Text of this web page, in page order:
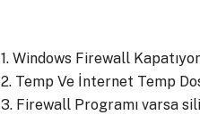
1. Windows Firewall
2. Temp Ve İnternet Temp
3. Firewall Programı varsa